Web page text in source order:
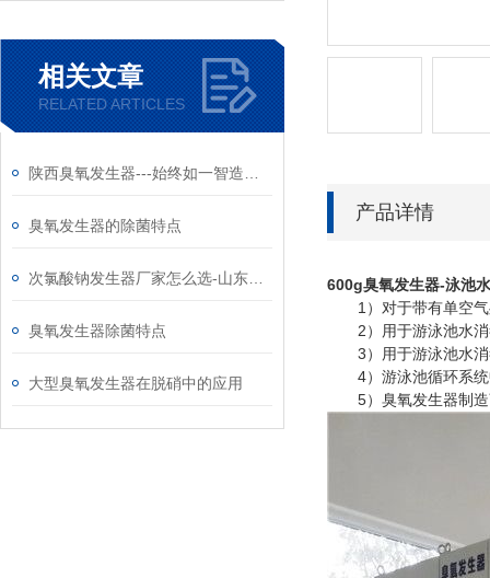
相关文章
RELATED ARTICLES
臭氧发生器的除菌特点
臭氧发生器除菌特点
大型臭氧发生器在脱硝中的应用
产品详情
600g臭氧发生器-泳池
1）对于带有单空
2）用于游泳池水消
3）用于游泳池水消
4）游泳池循环系统
5）臭氧发生器制造